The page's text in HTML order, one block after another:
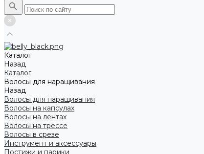
Каталог
Назад
Каталог
Волосы для наращивания
Назад
Волосы для наращивания
Волосы на капсулах
Волосы на лентах
Волосы на трессе
Волосы в срезе
Инструмент и аксессуары
Постижи и парики